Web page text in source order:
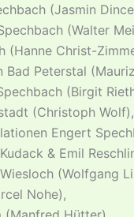
(Jasmin
(Walter
(Hanne Christ-
Bad Peterstal
(Birgit
(Christoph Wolf),
Engert
& Emil
(Wolfgang
Nohe),